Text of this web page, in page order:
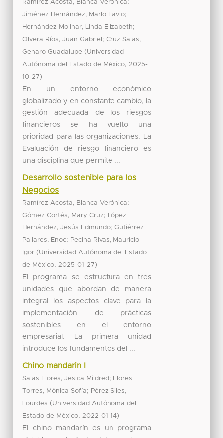
Ramírez Acosta, Blanca Verónica;
Jiménez Hernández, Marlo Favio;
Hernández Molinar, Linda Elizabeth;
Olvera Ríos, Juan Gabriel ;Cruz Salas,
Genaro Guadalupe (Universidad
Autónoma del Estado de México, 2025-
10-27)
En un entorno económico
globalizado y en constante cambio, la
gestión adecuada de los riesgos
financieros se ha vuelto una
prioridad para las organizaciones. La
Evaluación de riesgo financiero es
una disciplina que permite ...
Desarrollo sostenible para los
Negocios
Ramírez Acosta, Blanca Verónica;
Gómez Cortés, Mary Cruz; López
Hernández, Jesús Edmundo;Gutiérrez
Pallares, Enoc; Pecina Rivas, Mauricio
Igor (Universidad Autónoma del Estado
de México, 2025-01-27)
El programa se estructura en tres
unidades que abordan de manera
integral los aspectos clave para la
implementación de prácticas
sostenibles en el entorno
empresarial. La primera unidad
introduce los fundamentos del ...
Chino mandarin I
Salas Flores, Jesica Mildred; Flores
Torres, Mónica Sofía; Pérez Siles,
Lourdes (Universidad Autónoma del
Estado de México, 2022-01-14)
El chino mandarín es un programa